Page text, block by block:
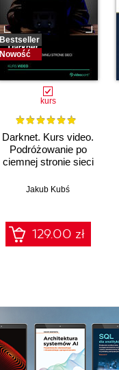
Bestseller
Nowość
kurs
Darknet. Kurs video.
Podróżowanie po
ciemnej stronie sieci
Jakub Kubś
129.00 zł